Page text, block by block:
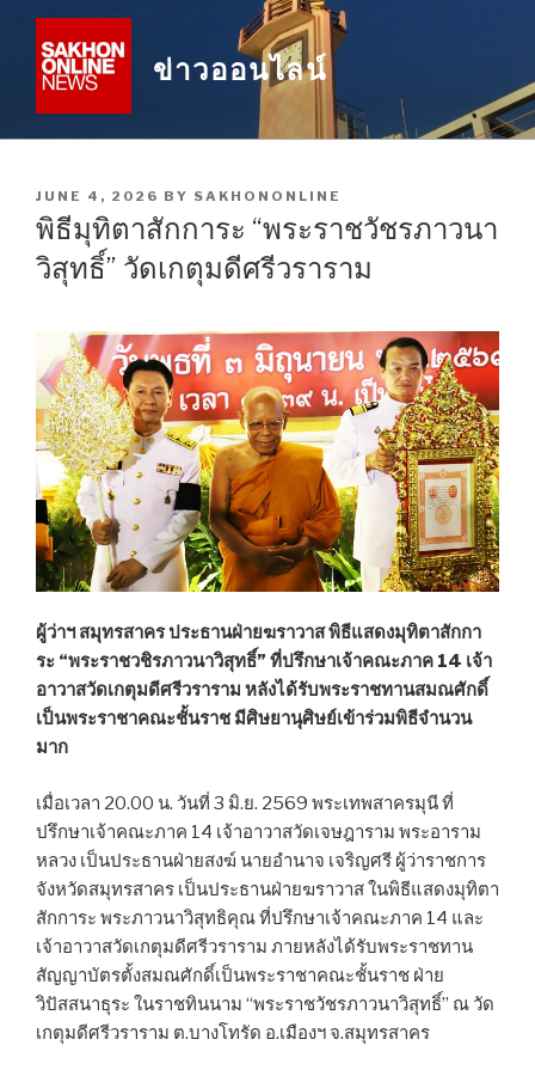
content
ข่าวออนไลน์
POSTED
ON
JUNE 4, 2026 BY SAKHONONLINE
พิธีมุทิตาสักการะ “พระราชวัชรภาวนา
วิสุทธิ์” วัดเกตุมดีศรีวราราม
ผู้ว่าฯ สมุทรสาคร ประธานฝ่ายฆราวาส พิธีแสดงมุทิตาสักกา
ระ “พระราชวชิรภาวนาวิสุทธิ์” ที่ปรึกษาเจ้าคณะภาค 14 เจ้า
อาวาสวัดเกตุมดีศรีวราราม หลังได้รับพระราชทานสมณศักดิ์
เป็นพระราชาคณะชั้นราช มีศิษยานุศิษย์เข้าร่วมพิธีจำนวน
มาก
เมื่อเวลา 20.00 น. วันที่ 3 มิ.ย. 2569 พระเทพสาครมุนี ที่
ปรึกษาเจ้าคณะภาค 14 เจ้าอาวาสวัดเจษฎาราม พระอาราม
หลวง เป็นประธานฝ่ายสงฆ์ นายอำนาจ เจริญศรี ผู้ว่าราชการ
จังหวัดสมุทรสาคร เป็นประธานฝ่ายฆราวาส ในพิธีแสดงมุทิตา
สักการะ พระภาวนาวิสุทธิคุณ ที่ปรึกษาเจ้าคณะภาค 14 และ
เจ้าอาวาสวัดเกตุมดีศรีวราราม ภายหลังได้รับพระราชทาน
สัญญาบัตรตั้งสมณศักดิ์เป็นพระราชาคณะชั้นราช ฝ่าย
วิปัสสนาธุระ ในราชทินนาม “พระราชวัชรภาวนาวิสุทธิ์” ณ วัด
เกตุมดีศรีวราราม ต.บางโทรัด อ.เมืองฯ จ.สมุทรสาคร